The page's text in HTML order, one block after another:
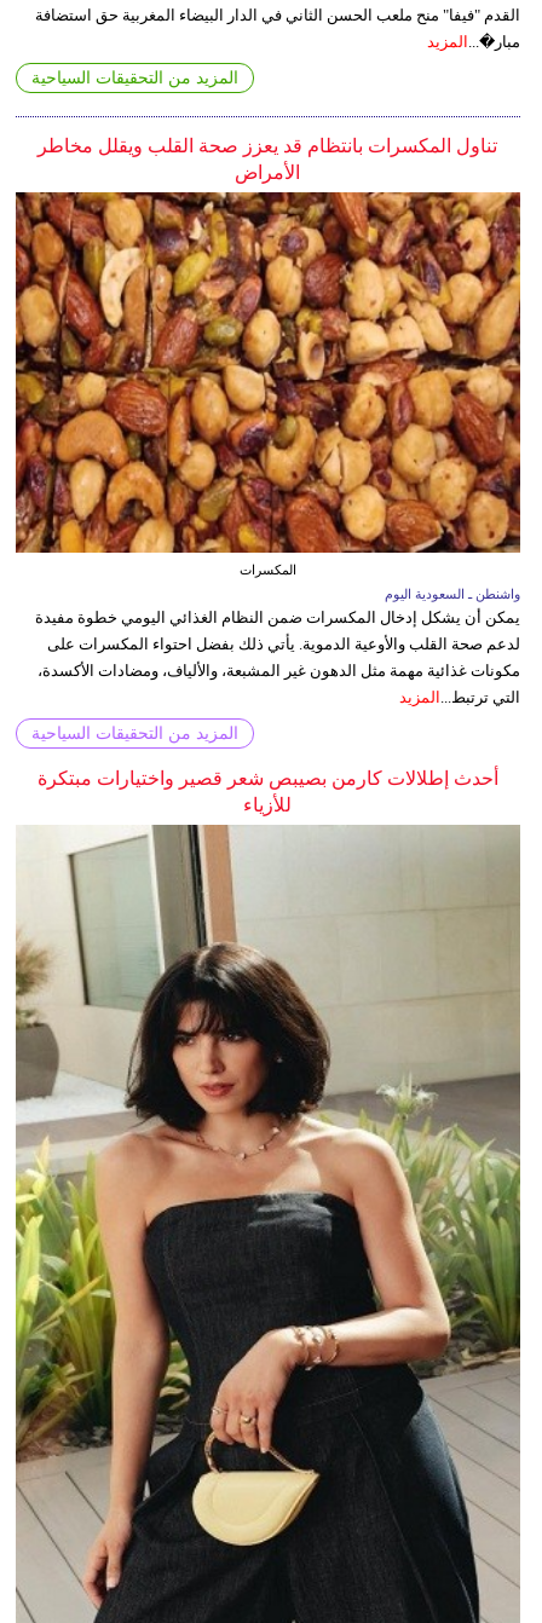
القدم "فيفا" منح ملعب الحسن الثاني في الدار البيضاء المغربية حق استضافة
مبار�... المزيد
المزيد من التحقيقات السياحية
تناول المكسرات بانتظام قد يعزز صحة القلب ويقلل مخاطر
الأمراض
المكسرات
واشنطن ـ السعودية اليوم
يمكن أن يشكل إدخال المكسرات ضمن النظام الغذائي اليومي خطوة مفيدة
لدعم صحة القلب والأوعية الدموية. يأتي ذلك بفضل احتواء المكسرات على
مكونات غذائية مهمة مثل الدهون غير المشبعة، والألياف، ومضادات الأكسدة،
التي ترتبط...
المزيد
المزيد من التحقيقات السياحية
أحدث إطلالات كارمن بصيبص شعر قصير واختيارات مبتكرة
للأزياء